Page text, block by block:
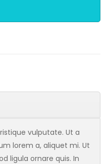
vulputate. Ut a
lorem a, aliquet mi. Ut
ligula ornare quis. In